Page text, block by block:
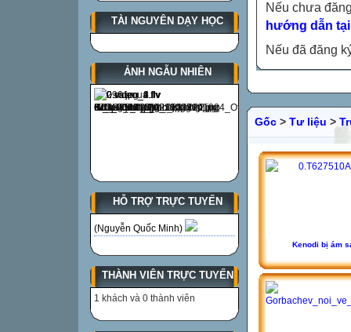
TÀI NGUYÊN DẠY HỌC
ẢNH NGẪU NHIÊN
HỖ TRỢ TRỰC TUYẾN
(Nguyễn Quốc Minh)
THÀNH VIÊN TRỰC TUYẾN
1 khách và 0 thành viên
Nếu chưa
hướng dẫn
Nếu đã đăng
Gốc > Tư liệu >
Kenodi bị ám